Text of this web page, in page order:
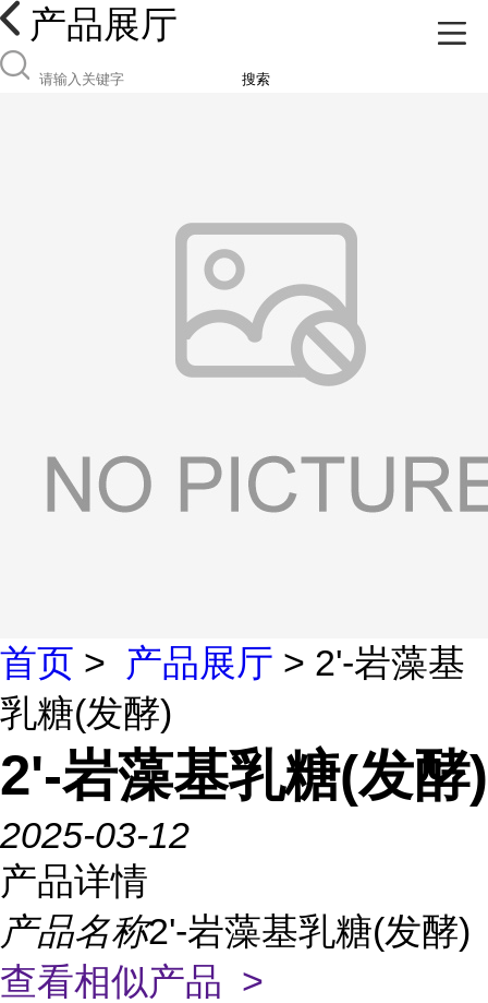
产品展厅
搜索
首页 > 产品展厅 > 2'-岩藻基
乳糖(发酵)
2'-岩藻基乳糖(发酵)
2025-03-12
产品详情
产品名称2'-岩藻基乳糖(发酵)
查看相似产品 >